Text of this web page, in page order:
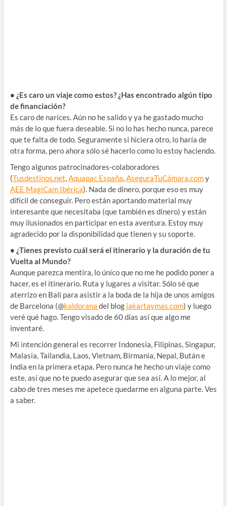
• ¿Es caro un viaje como estos? ¿Has encontrado algún tipo
de financiación?
Es caro de narices. Aún no he salido y ya he gastado mucho
más de lo que fuera deseable. Si no lo has hecho nunca, parece
que te falta de todo. Seguramente si hiciera otro, lo haría de
otra forma, pero ahora sólo sé hacerlo como lo estoy haciendo.
Tengo algunos patrocinadores-colaboradores
(Tusdestinos.net,Aquapac España,AseguraTuCámara.comy
AEE MagiCam Ibérica). Nada de dinero, porque eso es muy
difícil de conseguir. Pero están aportando material muy
interesante que necesitaba (que también es dinero) y están
muy ilusionados en participar en esta aventura. Estoy muy
agradecido por la disponibilidad que tienen y su soporte.
• ¿Tienes previsto cuál será el itinerario y la duración de tu
Vuelta al Mundo?
Aunque parezca mentira, lo único que no me he podido poner a
hacer, es el itinerario. Ruta y lugares a visitar. Sólo sé que
aterrizo en Bali para asistir a la boda de la hija de unos amigos
de Barcelona (@kaldorana del blog jakartaymas.com) y luego
veré qué hago. Tengo visado de 60 días así que algo me
inventaré.
Mi intención general es recorrer Indonesia, Filipinas, Singapur,
Malasia, Tailandia, Laos, Vietnam, Birmania, Nepal, Bután e
India en la primera etapa. Pero nunca he hecho un viaje como
este, así que no te puedo asegurar que sea así. A lo mejor, al
cabo de tres meses me apetece quedarme en alguna parte. Ves
a saber.